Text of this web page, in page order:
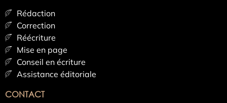
Rédaction
Correction
Réécriture
Mise en page
Conseil en écriture
Assistance éditoriale
CONTACT